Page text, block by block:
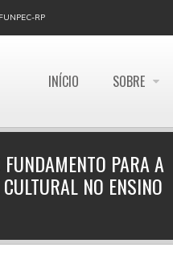
RP
INÍCIO SOBRE
PARA A
NO ENSINO